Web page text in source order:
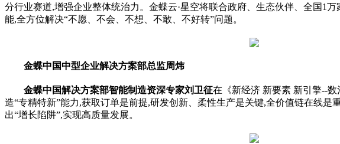
分行业赛道,增强企业整体统治力。金蝶云·星空将联合政府、生态伙伴、全国1
能,全方位解决“不愿、不会、不想、不敢、不好转”问题。
金蝶中国中型企业解决方案部总监周炜
金蝶中国解决方案部智能制造资深专家刘卫征在《新经济 新要素 新引擎--
造“专精特新”能力,获取订单是前提,研发创新、柔性生产是关键,全价值链在线是
出“增长陷阱”,实现高质量发展。